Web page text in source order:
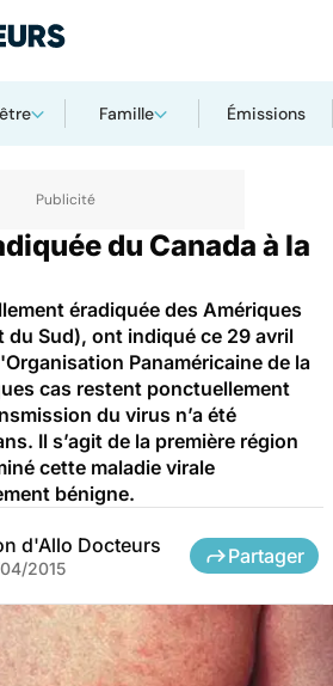
Famille Émissions
du Canada à la
éradiquée des Amériques
du Sud), ont indiqué ce 29 avril
Panaméricaine de la
cas restent ponctuellement
du virus n’a été
Il s’agit de la première région
cette maladie virale
bénigne.
d'Allo Docteurs
2015
Partager